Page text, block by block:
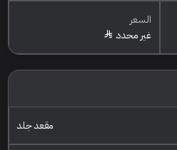
السعر
غير محدد
مقعد جلد